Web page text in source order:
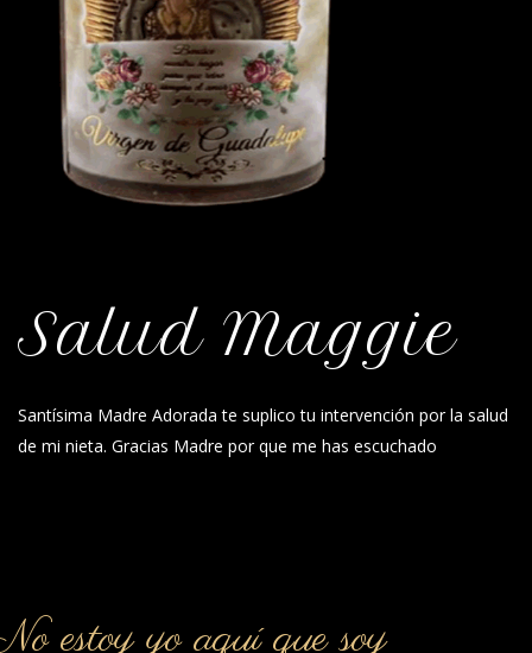
Salud Maggie
Santísima Madre Adorada te suplico tu intervención por la salud
de mi nieta. Gracias Madre por que me has escuchado
estoy yo aquí que soy